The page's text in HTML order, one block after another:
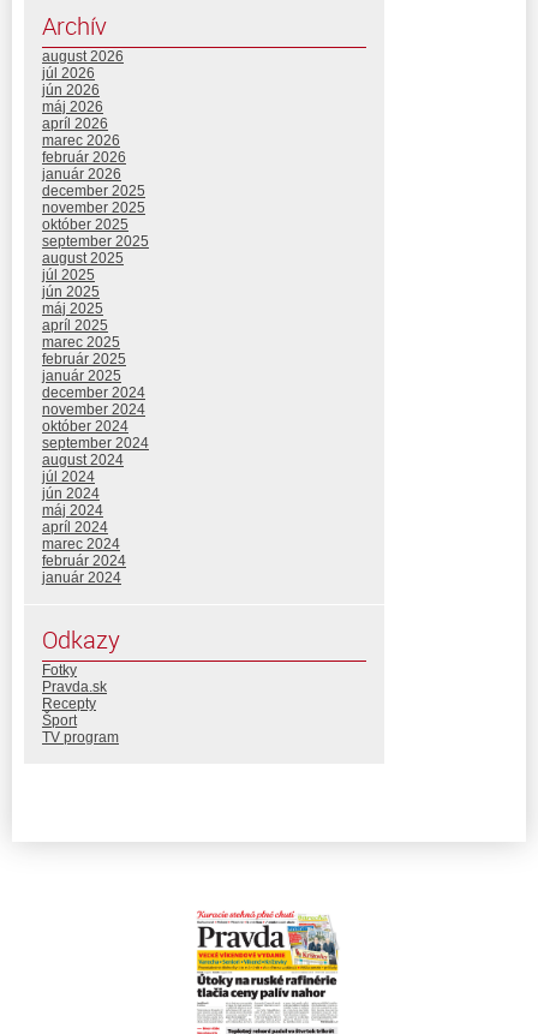
Archív
august 2026
júl 2026
jún 2026
máj 2026
apríl 2026
marec 2026
február 2026
január 2026
december 2025
november 2025
október 2025
september 2025
august 2025
júl 2025
jún 2025
máj 2025
apríl 2025
marec 2025
február 2025
január 2025
december 2024
november 2024
október 2024
september 2024
august 2024
júl 2024
jún 2024
máj 2024
apríl 2024
marec 2024
február 2024
január 2024
Odkazy
Fotky
Pravda.sk
Recepty
Šport
TV program